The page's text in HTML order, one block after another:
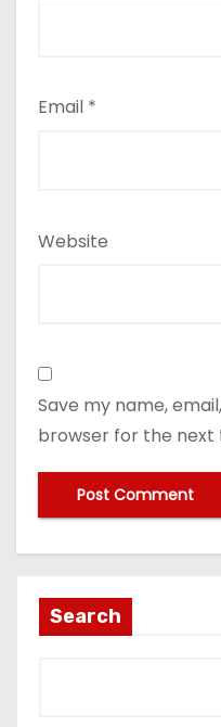
Email *
Website
Save my name,
browser for the next
Search